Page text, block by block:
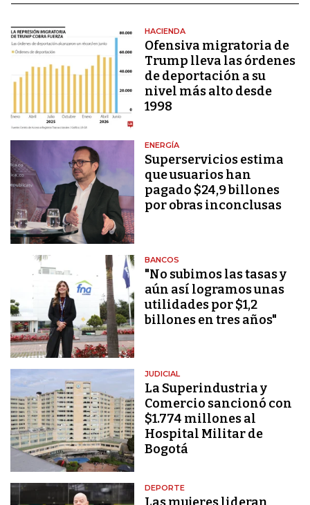
HACIENDA
Ofensiva migratoria de
Trump lleva las órdenes
de deportación a su
nivel más alto desde
1998
ENERGÍA
Superservicios estima
que usuarios han
pagado $24,9 billones
por obras inconclusas
BANCOS
"No subimos las tasas y
aún así logramos unas
utilidades por $1,2
billones en tres años"
JUDICIAL
La Superindustria y
Comercio sancionó con
$1.774 millones al
Hospital Militar de
Bogotá
DEPORTE